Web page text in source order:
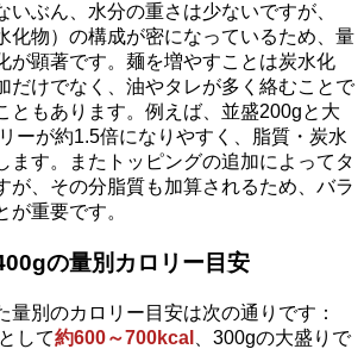
いぶん、水分の重さは少ないですが、
化物）の構成が密になっているため、量
が顕著です。麺を増やすことは炭水化
だけでなく、油やタレが多く絡むことで
ともあります。例えば、並盛200gと大
ーが約1.5倍になりやすく、脂質・炭水
ます。またトッピングの追加によってタ
が、その分脂質も加算されるため、バラ
が重要です。
の量別カロリー目安
量別のカロリー目安は次の通りです：
して約600～700kcal
、300gの大盛りで